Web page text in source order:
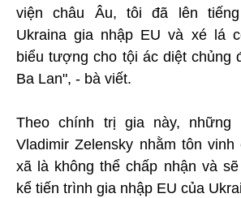
viện châu Âu, tôi đã lên
Ukraina gia nhập EU và xé lá
biểu tượng cho tội ác diệt chủng
Ba Lan", - bà viết.
Theo chính trị gia này, những
Vladimir Zelensky nhằm tôn
xã là không thể chấp nhận và
kể tiến trình gia nhập EU của